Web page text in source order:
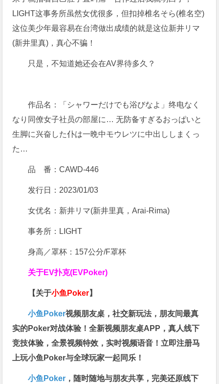
LIGHT这事务所虽然女优很多，但扣掉椎名そら(椎名空)
这位美少年最容易在台湾做出成绩的就是这位新井リマ
(新井里真)，真心不骗！
只是，不知道她还会在AV界待多久？
作品名：「シャワーだけでも浴びなよ」终电なく
なり同僚女子社员の部屋に… 无防备すぎるおっぱいと
生脚に兴奋した仆は一晩中モウレツに中出ししまくっ
た…
品 番：CAWD-446
发行日：2023/01/03
女优名：新井リマ(新井里真，Arai-Rima)
事务所：LIGHT
身高／罩杯：157公分/F罩杯
关于EV扑克(EVPoker)
【关于小鱼Poker】
小鱼Poker视频朋友桌，社交新玩法，朋友间最真
实的Poker对战体验！全新视频朋友桌APP，真人线下
竞技体验，全景视频特效，实时视频语音！立即注册马
上玩小鱼Poker与全球玩家一起同乐！
小鱼Poker ，随时随地与朋友共享，完美还原线下